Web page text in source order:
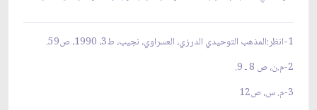
1-انظر:المذهب التوحيدي الدرزي، العسراوي، نجيب، ط3، 1990، ص59.
2-م.ن، ص 8 ـ 9.
3-م. س، ص12